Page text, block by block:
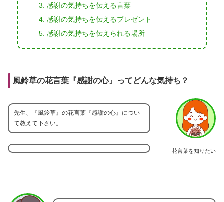
感謝の気持ちを伝える言葉
感謝の気持ちを伝えるプレゼント
感謝の気持ちを伝えられる場所
風鈴草の花言葉『感謝の心』ってどんな気持ち？
花言葉を知りたい
先生、『風鈴草』の花言葉『感謝の心』につい
て教えて下さい。